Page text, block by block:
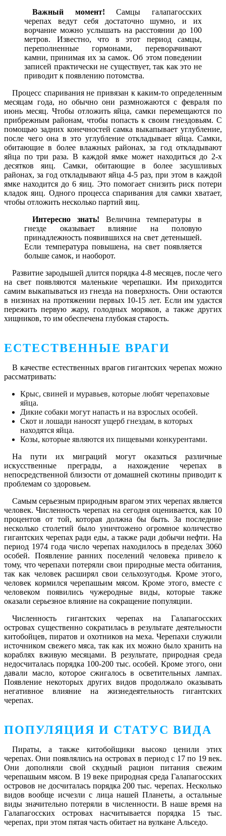
Важный момент! Самцы галапагосских
черепах ведут себя достаточно шумно, и их
ворчание можно услышать на расстоянии до 100
метров. Известно, что в этот период самцы,
переполненные гормонами, переворачивают
камни, принимая их за самок. Об этом поведении
записей практически не существует, так как это не
приводит к появлению потомства.
Процесс спаривания не привязан к каким-то определенным
месяцам года, но обычно они размножаются с февраля по
июнь месяц. Чтобы отложить яйца, самки перемещаются по
прибрежным районам, чтобы попасть к своим гнездовьям. С
помощью задних конечностей самка выкапывает углубление,
после чего она в это углубление откладывает яйца. Самки,
обитающие в более влажных районах, за год откладывают
яйца по три раза. В каждой ямке может находиться до 2-х
десятков яиц. Самки, обитающие в более засушливых
районах, за год откладывают яйца 4-5 раз, при этом в каждой
ямке находится до 6 яиц. Это помогает снизить риск потери
кладок яиц. Одного процесса спаривания для самки хватает,
чтобы отложить несколько партий яиц.
Интересно знать! Величина температуры в
гнезде оказывает влияние на половую
принадлежность появившихся на свет детенышей.
Если температура повышена, на свет появляется
больше самок, и наоборот.
Развитие зародышей длится порядка 4-8 месяцев, после чего
на свет появляются маленькие черепашки. Им приходится
самим выкапываться из гнезда на поверхность. Они остаются
в низинах на протяжении первых 10-15 лет. Если им удастся
пережить первую жару, голодных моряков, а также других
хищников, то им обеспечена глубокая старость.
ЕСТЕСТВЕННЫЕ ВРАГИ
В качестве естественных врагов гигантских черепах можно
рассматривать:
Крыс, свиней и муравьев, которые любят черепаховые
яйца.
Дикие собаки могут напасть и на взрослых особей.
Скот и лошади наносят ущерб гнездам, в которых
находятся яйца.
Козы, которые являются их пищевыми конкурентами.
На пути их миграций могут оказаться различные
искусственные преграды, а нахождение черепах в
непосредственной близости от домашней скотины приводит к
проблемам со здоровьем.
Самым серьезным природным врагом этих черепах является
человек. Численность черепах на сегодня оценивается, как 10
процентов от той, которая должна бы быть. За последние
несколько столетий было уничтожено огромное количество
гигантских черепах ради еды, а также ради добычи нефти. На
период 1974 года число черепах находилось в пределах 3060
особей. Появление ранних поселений человека привело к
тому, что черепахи потеряли свои природные места обитания,
так как человек расширял свои сельхозугодья. Кроме этого,
человек кормился черепашьим мясом. Кроме этого, вместе с
человеком появились чужеродные виды, которые также
оказали серьезное влияние на сокращение популяции.
Численность гигантских черепах на Галапагосских
островах существенно сократилась в результате деятельности
китобойцев, пиратов и охотников на меха. Черепахи служили
источником свежего мяса, так как их можно было хранить на
кораблях вживую месяцами. В результате, природная среда
недосчиталась порядка 100-200 тыс. особей. Кроме этого, они
давали масло, которое сжигалось в осветительных лампах.
Появление некоторых других видов продолжало оказывать
негативное влияние на жизнедеятельность гигантских
черепах.
ПОПУЛЯЦИЯ И СТАТУС ВИДА
Пираты, а также китобойщики высоко ценили этих
черепах. Они появлялись на островах в период с 17 по 19 век.
Они дополняли свой скудный рацион питания свежим
черепашьим мясом. В 19 веке природная среда Галапагосских
островов не досчиталась порядка 200 тыс. черепах. Несколько
видов вообще исчезли с лица нашей Планеты, а остальные
виды значительно потеряли в численности. В наше время на
Галапагосских островах насчитывается порядка 15 тыс.
черепах, при этом пятая часть обитает на вулкане Альседо.